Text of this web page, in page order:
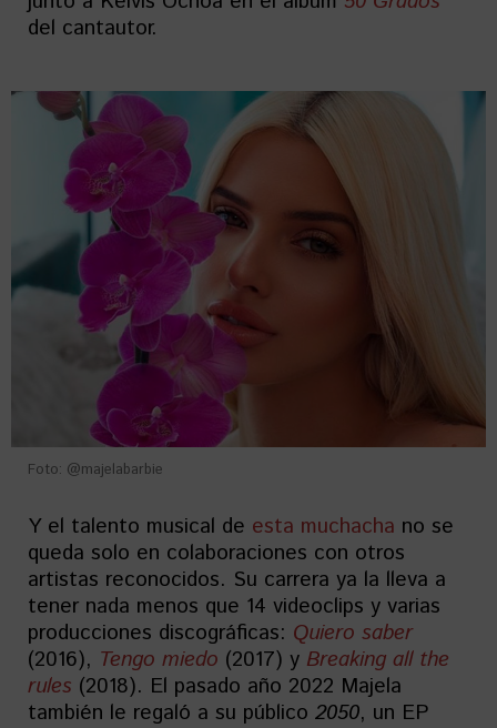
del cantautor.
Foto: @majelabarbie
Y el talento musical de esta muchacha no se
queda solo en colaboraciones con otros
artistas reconocidos. Su carrera ya la lleva a
tener nada menos que 14 videoclips y varias
producciones discográficas: Quiero saber
(2016), Tengo miedo (2017) y Breaking all the
rules (2018). El pasado año 2022 Majela
también le regaló a su público 2050, un EP